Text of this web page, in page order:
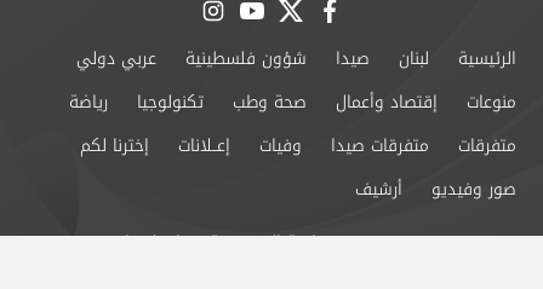
facebook
twitter
youtube
instagram
الرئيسية لبنان صيدا شؤون فلسطينية
عربي دولي
منوعات
إقتصاد وأعمال صحة وطب تكنولوجيا
رياضة
متفرقات
متفرقات صيدا وفيات إعــلانات
إخترنا لكم
صور وفيديو
أرشيف
من نحن
سياسة الخصوصية اتصل بنا